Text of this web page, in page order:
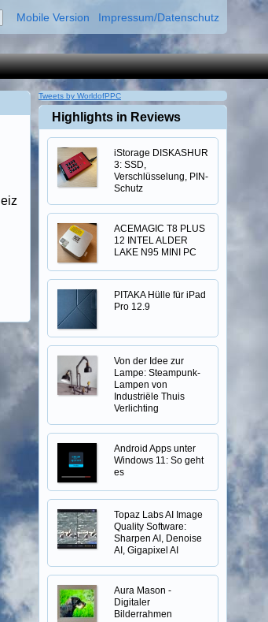
Mobile Version Impressum/Datenschutz
Tweets by WorldofPPC
Highlights in Reviews
iStorage DISKASHUR
3: SSD,
Verschlüsselung, PIN-
Schutz
ACEMAGIC T8 PLUS
12 INTEL ALDER
LAKE N95 MINI PC
PITAKA Hülle für iPad
Pro 12.9
Von der Idee zur
Lampe: Steampunk-
Lampen von
Industriële Thuis
Verlichting
Android Apps unter
Windows 11: So geht
es
Topaz Labs AI Image
Quality Software:
Sharpen AI, Denoise
AI, Gigapixel AI
Aura Mason -
Digitaler
Bilderrahmen